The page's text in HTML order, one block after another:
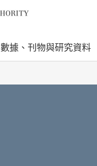
數據、刊物與研究資料